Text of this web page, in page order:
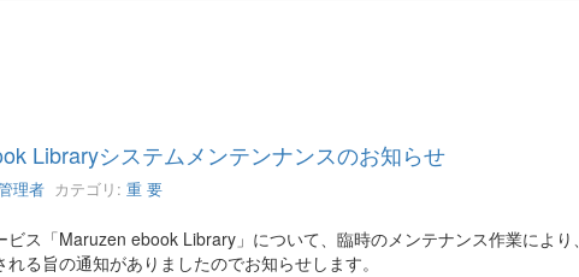
Libraryシステムメンテンナンスのお知らせ
理者カテゴリ: 重 要
ス「Maruzen ebook Library」について、臨時のメンテナンス作業により、
る旨の通知がありましたのでお知らせします。